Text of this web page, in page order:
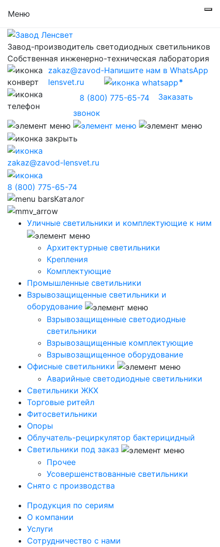
Меню
Завод-производитель светодиодных светильников
Собственная инженерно-техническая лаборатория
zakaz@zavod-
lensvet.ru
Напишите нам в WhatsApp
8 (800) 775-65-74
Заказать
звонок
zakaz@zavod-lensvet.ru
8 (800) 775-65-74
Каталог
Уличные светильники и комплектующие к ним
Архитектурные светильники
Крепления
Комплектующие
Промышленные светильники
Взрывозащищенные светильники и
оборудование
Взрывозащищенные светодиодные
светильники
Взрывозащищенные комплектующие
Взрывозащищенное оборудование
Офисные светильники
Аварийные светодиодные светильники
Светильники ЖКХ
Торговые ритейл
Фитосветильники
Опоры
Облучатель-рециркулятор бактерицидный
Светильники под заказ
Прочее
Усовершенствованные светильники
Снято с производства
Продукция по сериям
О компании
Услуги
Сотрудничество с нами